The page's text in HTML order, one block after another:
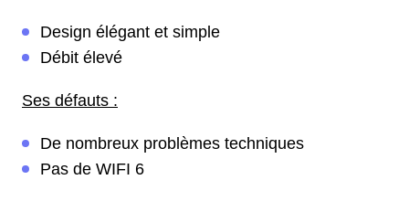
Design élégant et simple
Débit élevé
Ses défauts :
De nombreux problèmes techniques
Pas de WIFI 6